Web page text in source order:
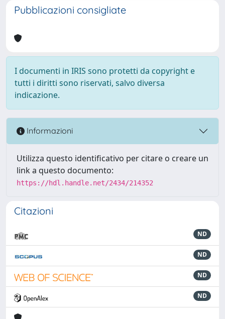
Pubblicazioni consigliate
I documenti in IRIS sono protetti da copyright e
tutti i diritti sono riservati, salvo diversa
indicazione.
Informazioni
Utilizza questo identificativo per citare o creare un
link a questo documento:
https://hdl.handle.net/2434/214352
Citazioni
ND
ND
ND
ND